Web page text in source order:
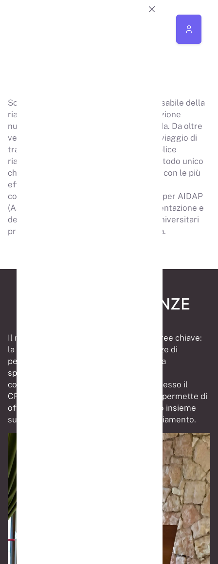
Sono Fabio Soave, fisioterapista responsabile della
riabilitazione fisica nei reparti di riabilitazione
nutrizionale della Casa di Cura Villa Garda. Da oltre
vent'anni accompagno le persone in un viaggio di
trasformazione che va ben oltre la semplice
riabilitazione fisica. Ho sviluppato un metodo unico
che integra riabilitazione fisica avanzata con le più
efficaci strategie di cambiamento
comportamentale. Sono anche docente per AIDAP
(Associazione Italiana Disturbi dell'Alimentazione e
del Peso) e ho insegnato in corsi post-universitari
presso le Università di Verona e Bologna.
LE MIE COMPETENZE
Il mio percorso formativo combina tre aree chiave:
la fisioterapia tradizionale, le competenze di
personal training certificate da ISSA, e la
specializzazione in terapia cognitivo-
comportamentale (CBT-E) conseguita presso il
CREDO Oxford. Questa preparazione mi permette di
offrirti un supporto completo, lavorando insieme
sugli aspetti fisici e psicologici del cambiamento.